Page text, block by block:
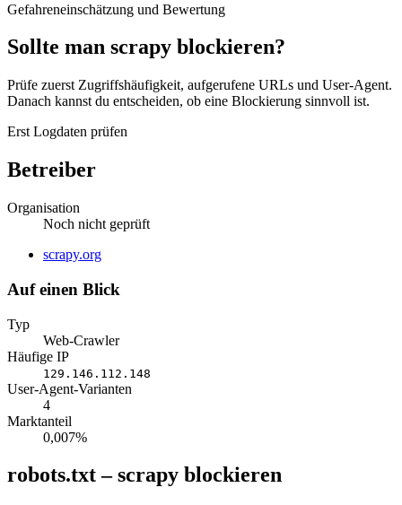
Gefahreneinschätzung und Bewertung
Sollte man scrapy blockieren?
Prüfe zuerst Zugriffshäufigkeit, aufgerufene URLs und User-Agent.
Danach kannst du entscheiden, ob eine Blockierung sinnvoll ist.
Erst Logdaten prüfen
Betreiber
Organisation
Noch nicht geprüft
Website
scrapy.org
Auf einen Blick
Typ
Web-Crawler
Häufige IP
129.146.112.148
User-Agent-Varianten
4
Marktanteil
0,007%
robots.txt – scrapy blockieren